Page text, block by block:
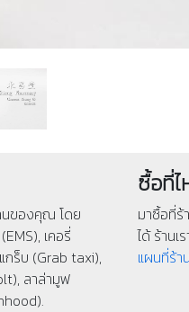
นของคุณ โดย
เคอรี่
กร็บ (Grab taxi),
ลาล่ามูฟ
ซื้อที่
มาซื้อที่ร้
ได้ ร้านเ
แผนที่ร้